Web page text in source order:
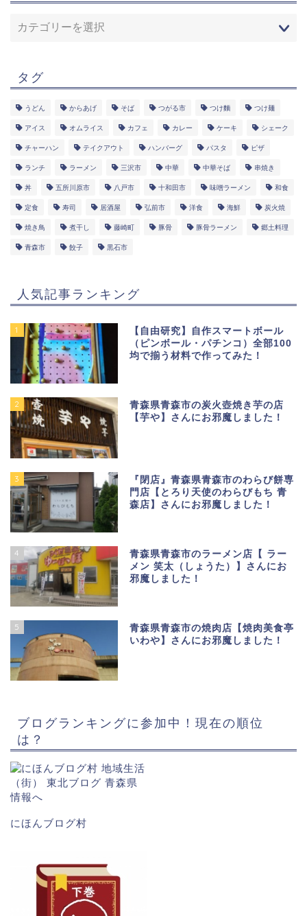
タグ
うどん からあげ そば つがる市 つけ麵 つけ麺
アイス オムライス カフェ カレー ケーキ シェーク
チャーハン テイクアウト ハンバーグ パスタ ピザ
ランチ ラーメン 三沢市 中華 中華そば 串焼き
丼 五所川原市 八戸市 十和田市 味噌ラーメン 和食
定食 寿司 居酒屋 弘前市 洋食 海鮮 炭火焼
焼き鳥 煮干し 藤崎町 豚骨 豚骨ラーメン 郷土料理
青森市 餃子 黒石市
人気記事ランキング
1
【自由研究】自作スマートボール
（ピンボール・パチンコ）全部100
均で揃う材料で作ってみた！
2
青森県青森市の炭火壺焼き芋の店
【芋や】さんにお邪魔しました！
3
『閉店』青森県青森市のわらび餅専
門店【とろり天使のわらびもち 青
森店】さんにお邪魔しました！
4
青森県青森市のラーメン店【 ラー
メン 笑太（しょうた）】さんにお
邪魔しました！
5
青森県青森市の焼肉店【焼肉美食亭
いわや】さんにお邪魔しました！
ブログランキングに参加中！現在の順位
は？
にほんブログ村